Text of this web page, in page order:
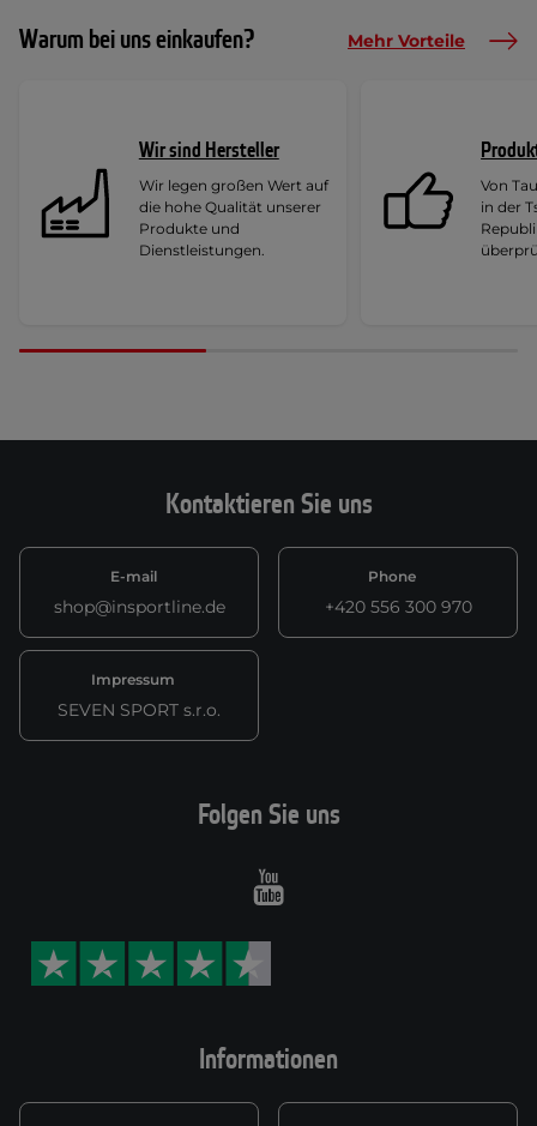
Warum bei uns einkaufen? Mehr Vorteile
Wir sind Hersteller
Wir legen großen Wert auf
die hohe Qualität unserer
Produkte und
Dienstleistungen.
Von
in der
Kontaktieren Sie uns
E-mail
shop@insportline.de
Phone
+420 556 300 970
Impressum
SEVEN SPORT s.r.o.
Informationen
Folgen Sie uns
Youtube